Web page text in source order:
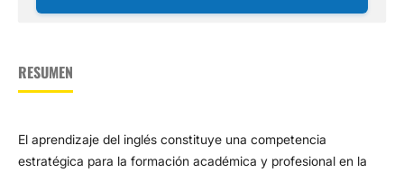
RESUMEN
El aprendizaje del inglés constituye una competencia
estratégica para la formación académica y profesional en la